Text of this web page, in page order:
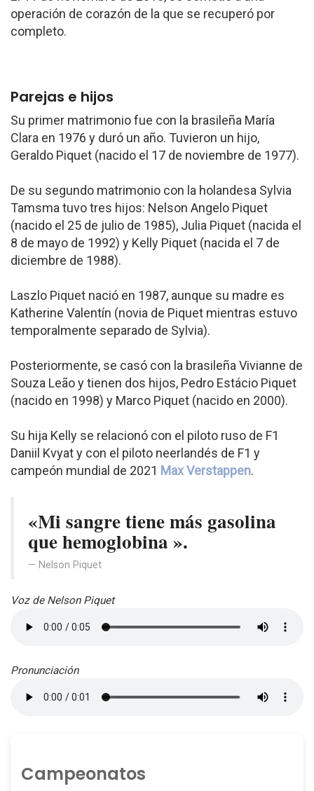
operación de corazón de la que se recuperó por
completo.
Parejas e hijos
Su primer matrimonio fue con la brasileña María
Clara en 1976 y duró un año. Tuvieron un hijo,
Geraldo Piquet (nacido el 17 de noviembre de 1977).
De su segundo matrimonio con la holandesa Sylvia
Tamsma tuvo tres hijos: Nelson Angelo Piquet
(nacido el 25 de julio de 1985), Julia Piquet (nacida el
8 de mayo de 1992) y Kelly Piquet (nacida el 7 de
diciembre de 1988).
Laszlo Piquet nació en 1987, aunque su madre es
Katherine Valentín (novia de Piquet mientras estuvo
temporalmente separado de Sylvia).
Posteriormente, se casó con la brasileña Vivianne de
Souza Leão y tienen dos hijos, Pedro Estácio Piquet
(nacido en 1998) y Marco Piquet (nacido en 2000).
Su hija Kelly se relacionó con el piloto ruso de F1
Daniil Kvyat y con el piloto neerlandés de F1 y
campeón mundial de 2021 Max Verstappen.
«Mi sangre tiene más gasolina
que hemoglobina ».
Nelson Piquet
Voz de Nelson Piquet
Pronunciación
Campeonatos